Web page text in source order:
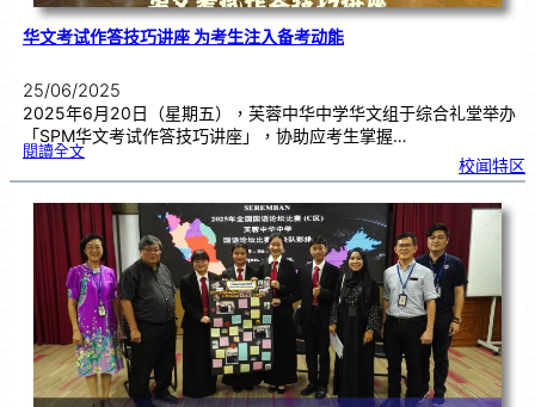
华文考试作答技巧讲座 为考生注入备考动能
25/06/2025
2025年6月20日（星期五），芙蓉中华中学华文组于综合礼堂举办
「SPM华文考试作答技巧讲座」，协助应考生掌握…
閱讀全文:华
试
答
技
座
为
考
生
注
入
备
考
动
能
校闻特区